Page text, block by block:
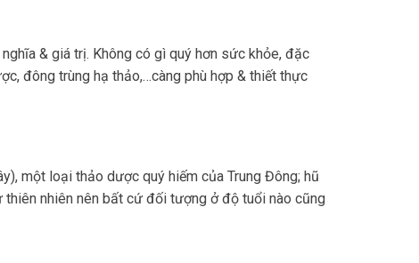
& giá trị. Không có gì quý hơn sức khỏe, đặc
đông trùng hạ thảo,…càng phù hợp & thiết thực
một loại thảo dược quý hiếm của Trung Đông; hũ
nhiên nên bất cứ đối tượng ở độ tuổi nào cũng